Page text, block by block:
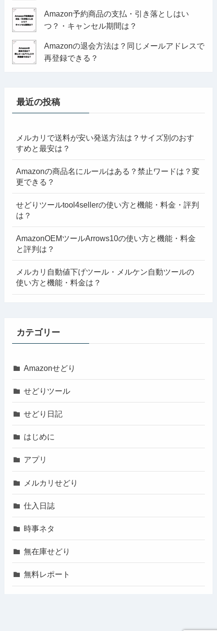
Amazon予約商品の支払・引き落としはい
つ？・キャンセル期間は？
Amazonの退会方法は？同じメールアドレスで
再登録できる？
最近の投稿
メルカリで送料が安い発送方法は？サイズ別のおす
すめと最安は？
Amazonの商品名にルールはある？禁止ワードは？変
更できる？
せどりツールtool4sellerの使い方と機能・料金・評判
は？
AmazonOEMツールArrows10の使い方と機能・料金
と評判は？
メルカリ自動値下げツール・メルケン自動ツールの
使い方と機能・料金は？
カテゴリー
Amazonせどり
せどりツール
せどり日記
はじめに
アプリ
メルカリせどり
仕入日誌
時事ネタ
無在庫せどり
無料レポート